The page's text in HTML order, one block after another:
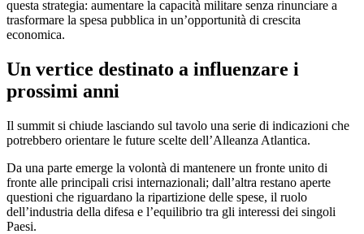
questa strategia: aumentare la capacità militare senza rinunciare a
trasformare la spesa pubblica in un’opportunità di crescita
economica.
Un vertice destinato a influenzare i
prossimi anni
Il summit si chiude lasciando sul tavolo una serie di indicazioni che
potrebbero orientare le future scelte dell’Alleanza Atlantica.
Da una parte emerge la volontà di mantenere un fronte unito di
fronte alle principali crisi internazionali; dall’altra restano aperte
questioni che riguardano la ripartizione delle spese, il ruolo
dell’industria della difesa e l’equilibrio tra gli interessi dei singoli
Paesi.